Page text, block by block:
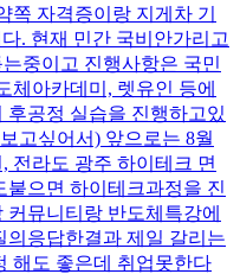
쪽 자격증이랑 지게차 기
. 현재 민간 국비안가리고
중이고 진행사항은 국민
체아카데미, 렛유인 등에
공정 실습을 진행하고있
고싶어서) 앞으로는 8월
전라도 광주 하이테크 면
으면 하이테크과정을 진
뮤니티랑 반도체특강에
응답한결과 제일 갈리는
해도 좋은데 취업못한다